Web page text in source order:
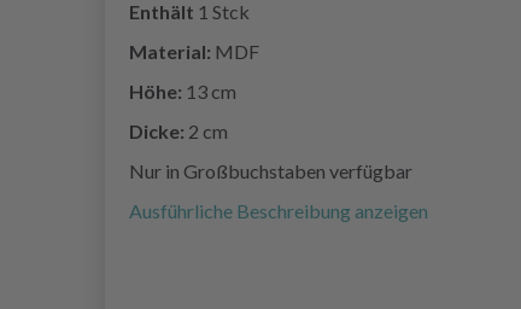
Enthält 1 Stck
Material: MDF
Höhe: 13 cm
Dicke: 2 cm
Nur in Großbuchstaben verfügbar
Ausführliche Beschreibung anzeigen